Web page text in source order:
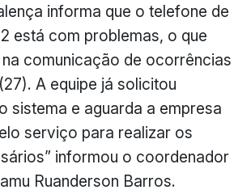
informa que o telefone de
está com problemas, o que
comunicação de ocorrências
A equipe já solicitou
sistema e aguarda a empresa
serviço para realizar os
informou o coordenador
Ruanderson Barros.